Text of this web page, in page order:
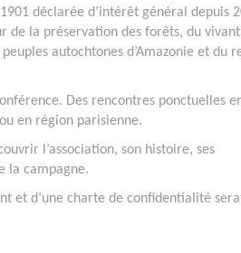
déclarée d’intérêt général depuis
la préservation des forêts, du
autochtones d’Amazonie et du
Des rencontres ponctuelles
en région parisienne.
l’association, son histoire, ses
la campagne.
et d’une charte de confidentialité sera